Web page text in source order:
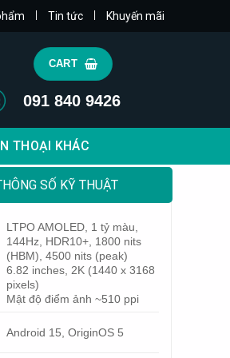
Tin tức Khuyến mãi
CART
091 840 9426
THOẠI KHÁC
SỐ KỸ THUẬT
LTPO AMOLED, 1 tỷ màu,
144Hz, HDR10+, 1800 nits
(HBM), 4500 nits (peak)
6.82 inches, 2K (1440 x 3168
pixels)
Mật độ điểm ảnh ~510 ppi
Android 15, OriginOS 5